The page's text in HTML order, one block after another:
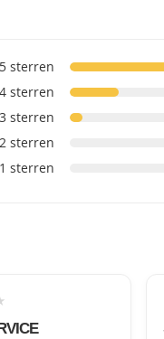
5 sterren
4 sterren
3 sterren
2 sterren
1 sterren